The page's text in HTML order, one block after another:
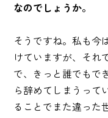
なのでしょうか。
そうですね。私も今
けていますが、それ
で、きっと誰でもで
ら辞めてしまうって
ることでまた違った